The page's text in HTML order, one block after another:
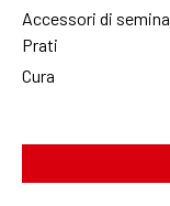
Accessori di semina
Prati
Cura